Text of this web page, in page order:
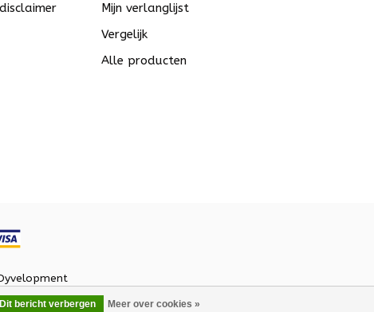
Dit bericht verbergen Meer over cookies »
Mijn verlanglijst
Vergelijk
Alle producten